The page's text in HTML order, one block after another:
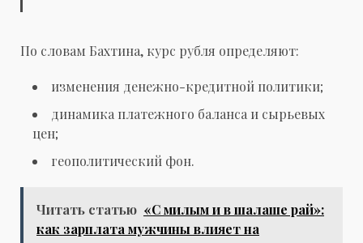
По словам Бахтина, курс рубля определяют:
изменения денежно-кредитной политики;
динамика платежного баланса и сырьевых
цен;
геополитический фон.
Читать статью «С милым и в шалаше рай»:
как зарплата мужчины влияет на